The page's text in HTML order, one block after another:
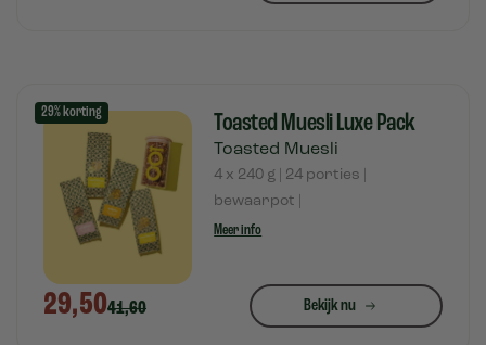
29% korting Toasted Muesli Luxe Pack
Toasted Muesli
4 x 240 g | 24 porties |
bewaarpot |
Meer info
29,5041,60 Bekijk nu